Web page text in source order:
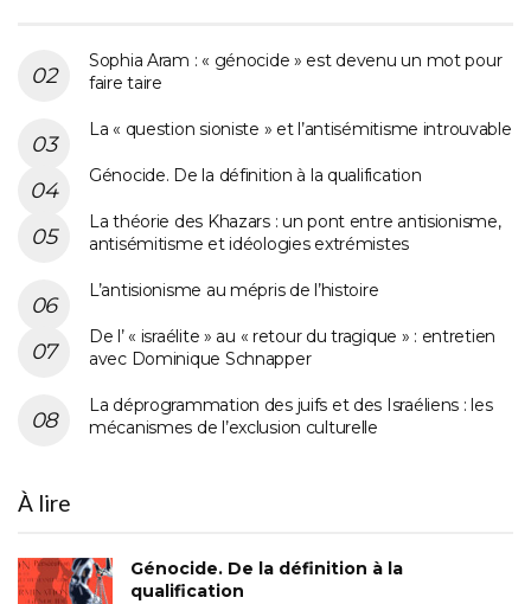
Sophia Aram : « génocide » est devenu un mot pour
faire taire
La « question sioniste » et l’antisémitisme introuvable
Génocide. De la définition à la qualification
La théorie des Khazars : un pont entre antisionisme,
antisémitisme et idéologies extrémistes
L’antisionisme au mépris de l’histoire
De l’ « israélite » au « retour du tragique » : entretien
avec Dominique Schnapper
La déprogrammation des juifs et des Israéliens : les
mécanismes de l’exclusion culturelle
À lire
Génocide. De la définition à la
qualification